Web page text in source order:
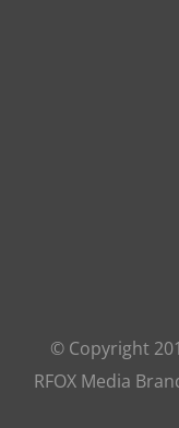
© Copyright
RFOX Media